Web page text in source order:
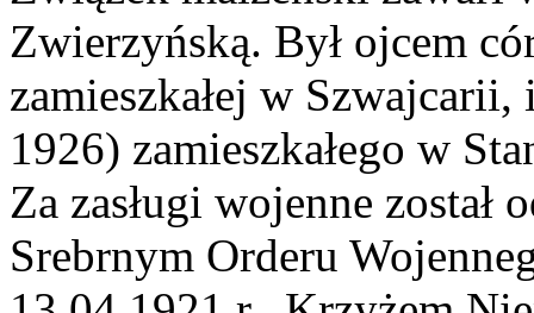
Zwierzyńską. Był ojcem
zamieszkałej w Szwajcarii,
1926) zamieszkałego w
Za zasługi wojenne
Srebrnym Orderu